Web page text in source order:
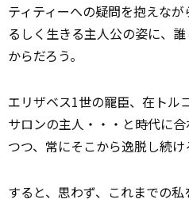
ティティーへの疑問を抱えな
るしく生きる主人公の姿に、
からだろう。
エリザベス1世の寵臣、在トル
サロンの主人・・・と時代に合
つつ、常にそこから逸脱し続け
すると、思わず、これまでの私